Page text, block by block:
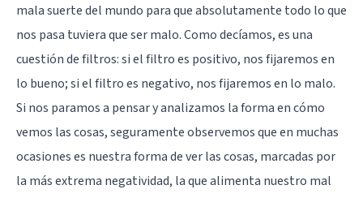
mala suerte del mundo para que absolutamente todo lo que
nos pasa tuviera que ser malo. Como decíamos, es una
cuestión de filtros: si el filtro es positivo, nos fijaremos en
lo bueno; si el filtro es negativo, nos fijaremos en lo malo.
Si nos paramos a pensar y analizamos la forma en cómo
vemos las cosas, seguramente observemos que en muchas
ocasiones es nuestra forma de ver las cosas, marcadas por
la más extrema negatividad, la que alimenta nuestro mal